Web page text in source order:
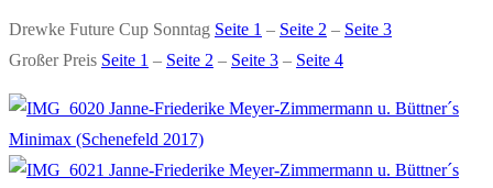
Drewke Future Cup Sonntag Seite 1 – Seite 2 – Seite 3
Großer Preis Seite 1 – Seite 2 – Seite 3 – Seite 4